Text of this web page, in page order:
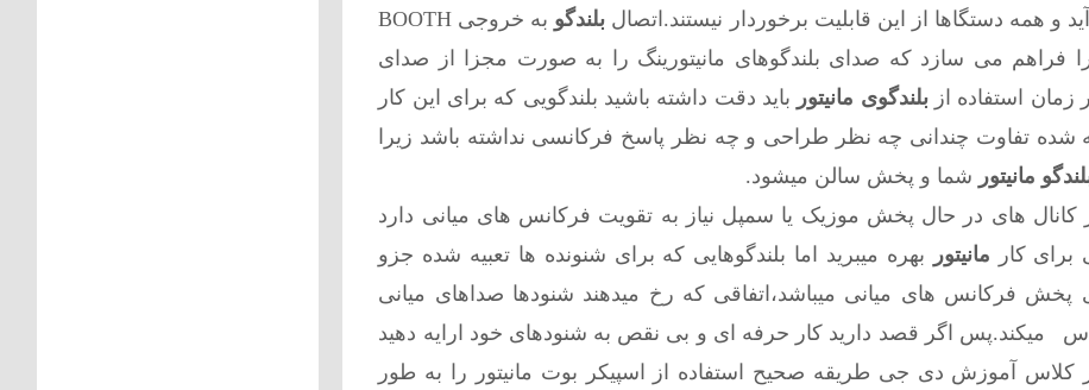
همه دستگاها از این قابلیت برخوردار نیستند.اتصال بلندگو به خروجی BOOTH
فراهم می سازد که صدای بلندگوهای مانیتورینگ را به صورت مجزا از صدای
زمان استفاده از بلندگوی مانیتور باید دقت داشته باشید بلندگویی که برای این کار
شده تفاوت چندانی چه نظر طراحی و چه نظر پاسخ فرکانسی نداشته باشد زیرا
مانیتور شما و پخش سالن میشود.
های در حال پخش موزیک یا سمپل نیاز به تقویت فرکانس های میانی دارد
کار مانیتور بهره میبرید اما بلندگوهایی که برای شنونده ها تعبیه شده جزو
برای پخش فرکانس های میانی میباشد،اتفاقی که رخ میدهند شنودها صداهای میانی
میکند.پس اگر قصد دارید کار حرفه ای و بی نقص به شنودهای خود ارایه دهید
کلاس آموزش دی جی طریقه صحیح استفاده از اسپیکر بوت مانیتور را به طور